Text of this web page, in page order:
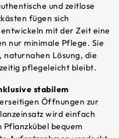
und zeitlose
fügen sich
mit der Zeit eine
nur minimale Pflege. Sie
Lösung, die
pflegeleicht bleibt.
stabilem
Öffnungen zur
wird einfach
bequem